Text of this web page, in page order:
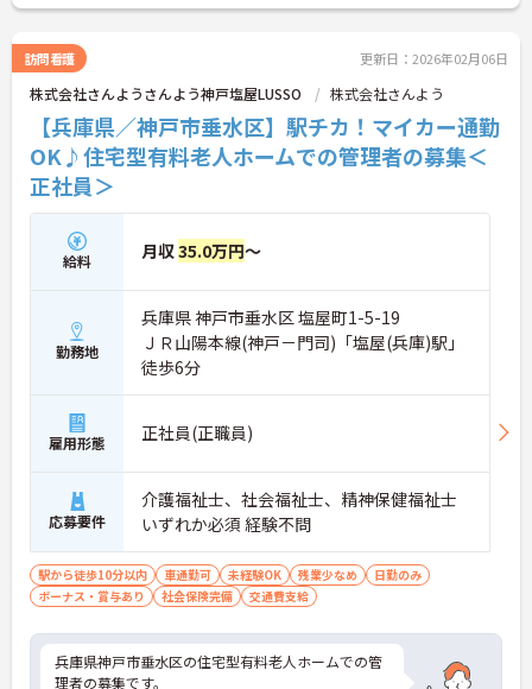
訪問看護 更新日：2026年02月06日
株式会社さんようさんよう神戸塩屋LUSSO 株式会社さんよう
【兵庫県／神戸市垂水区】駅チカ！マイカー通勤
OK♪住宅型有料老人ホームでの管理者の募集＜
正社員＞
給料 月収35.0万円～
勤務地
兵庫県 神戸市垂水区 塩屋町1-5-19
ＪＲ山陽本線(神戸－門司)「塩屋(兵庫)駅」
徒歩6分
雇用形態 正社員(正職員)
応募要件
介護福祉士、社会福祉士、精神保健福祉士
いずれか必須 経験不問
駅から徒歩10分以内 車通勤可 未経験OK 残業少なめ
日勤のみ
ボーナス・賞与あり
社会保険完備 交通費支給
兵庫県神戸市垂水区の住宅型有料老人ホームでの管
理者の募集です。